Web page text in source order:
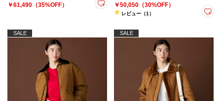
￥61,490（35%OFF） ￥50,050（30%OFF）
レビュー（1）
SALE SALE